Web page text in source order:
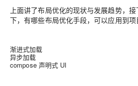
上面讲了布局优化的现状与发展趋势，
下，有哪些布局优化手段，可以应用到项
渐进式加载
异步加载
compose 声明式 UI